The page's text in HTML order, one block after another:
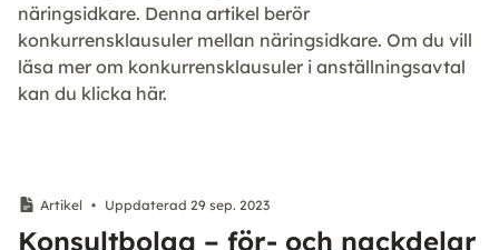
näringsidkare. Denna artikel berör
konkurrensklausuler mellan näringsidkare. Om du vill
läsa mer om konkurrensklausuler i anställningsavtal
kan du klicka här.
Artikel • Uppdaterad 29 sep. 2023
Konsultbolag – för- och nackdelar